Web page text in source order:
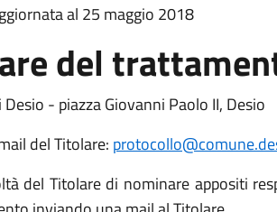
al 25 maggio 2018
del
- piazza Giovanni Paolo II, Desio
del Titolare:
del Titolare di nominare appositi